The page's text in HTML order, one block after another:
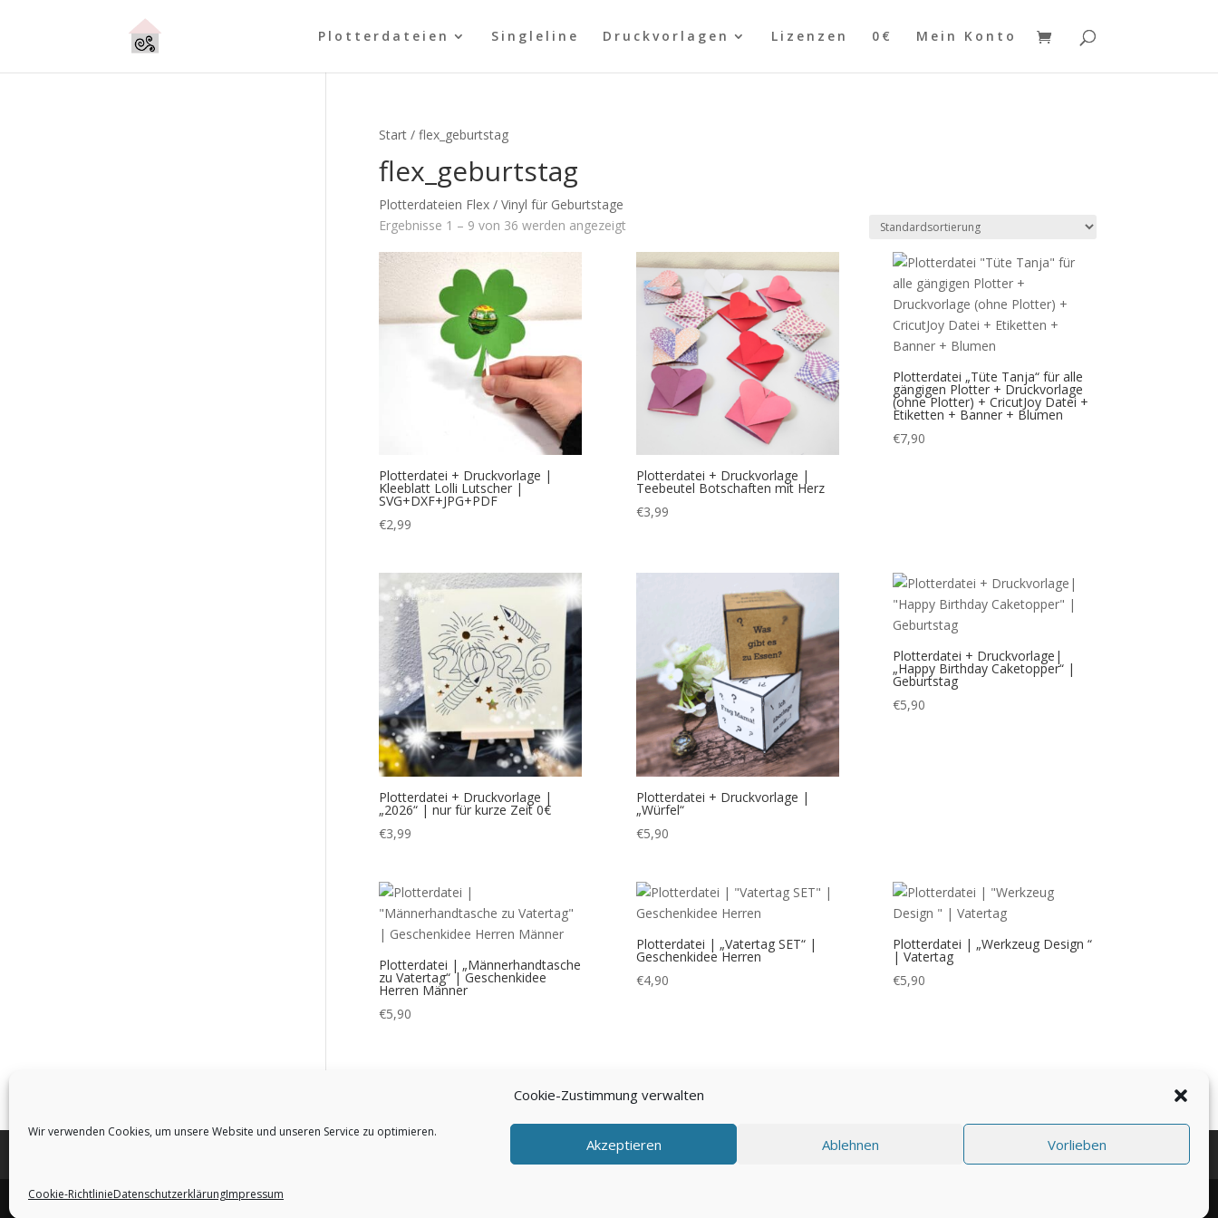
Cookie-Zustimmung verwalten
Wir verwenden Cookies, um unsere Website und unseren Service zu optimieren.
Akzeptieren Ablehnen Vorlieben
Cookie-RichtlinieDatenschutzerklärungImpressum
Plotterdateien Singleline Druckvorlagen Lizenzen 0€ Mein Konto
Start/ flex_geburtstag
flex_geburtstag
Plotterdateien Flex / Vinyl für Geburtstage
Ergebnisse 1 – 9 von 36 werden angezeigt
Plotterdatei + Druckvorlage |
Kleeblatt Lolli Lutscher |
SVG+DXF+JPG+PDF
€2,99
Plotterdatei + Druckvorlage |
Teebeutel Botschaften mit Herz
€3,99
Plotterdatei „Tüte Tanja“ für alle
gängigen Plotter + Druckvorlage
(ohne Plotter) + CricutJoy Datei +
Etiketten + Banner + Blumen
€7,90
Plotterdatei + Druckvorlage |
„2026“ | nur für kurze Zeit 0€
€3,99
Plotterdatei + Druckvorlage |
„Würfel“
€5,90
Plotterdatei + Druckvorlage|
„Happy Birthday Caketopper“ |
Geburtstag
€5,90
Plotterdatei | „Männerhandtasche
zu Vatertag“ | Geschenkidee
Herren Männer
€5,90
Plotterdatei | „Vatertag SET“ |
Geschenkidee Herren
€4,90
Plotterdatei | „Werkzeug Design “
| Vatertag
€5,90
Über mich Kontakt Cookie-Richtlinie (EU)
ConnysKreativeWelt | Conny Prummer-Beischer | ©2021